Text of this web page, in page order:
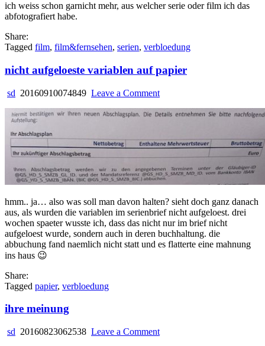
ich weiss schon garnicht mehr, aus welcher serie oder film ich das
abfotografiert habe.
Share:
Tagged film, film&fernsehen, serien, verbloedung
nicht aufgeloeste variablen auf papier
sd 20160910074849 Leave a Commenton
aufgeloeste
papier
hmm.. ja… also was soll man davon halten? sieht doch ganz danach
aus, als wurden die variablen im serienbrief nicht aufgeloest. drei
wochen spaeter wusste ich, dass das nicht nur im brief nicht
aufgeloest wurde, sondern auch in deren buchhaltung. die
abbuchung fand naemlich nicht statt und es flatterte eine mahnung
ins haus 😉
Share:
Tagged papier, verbloedung
ihre meinung
sd 20160823062538 Leave a Commenton